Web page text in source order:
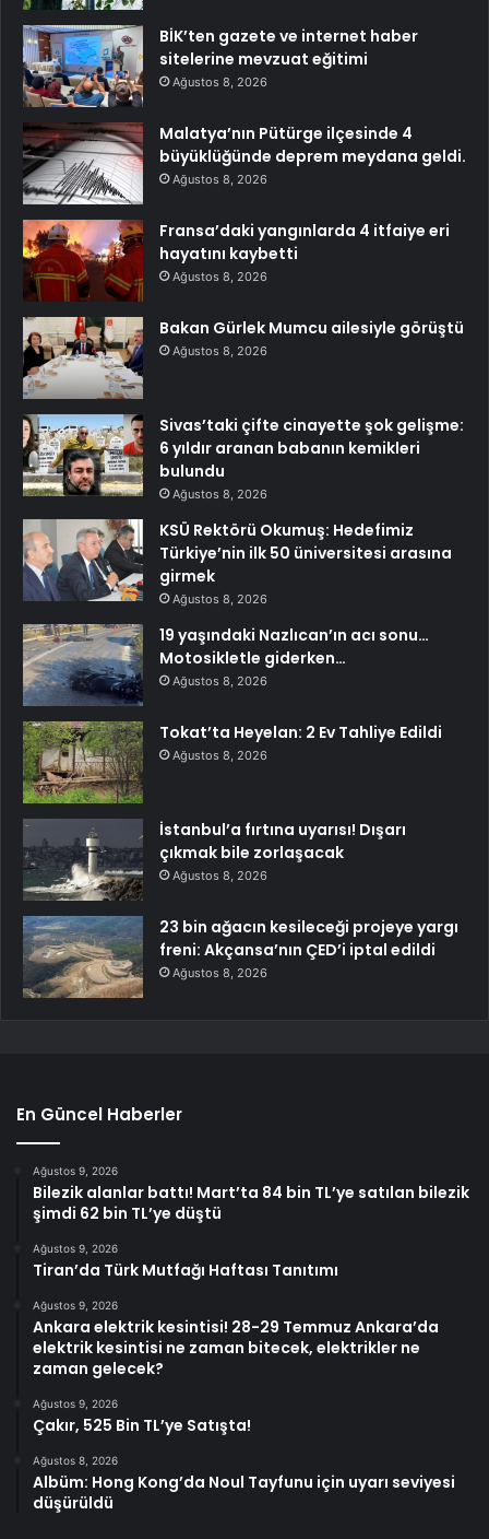
BİK’ten gazete ve internet haber
sitelerine mevzuat eğitimi
Ağustos 8, 2026
Malatya’nın Pütürge ilçesinde 4
büyüklüğünde deprem meydana geldi.
Ağustos 8, 2026
Fransa’daki yangınlarda 4 itfaiye eri
hayatını kaybetti
Ağustos 8, 2026
Bakan Gürlek Mumcu ailesiyle görüştü
Ağustos 8, 2026
Sivas’taki çifte cinayette şok gelişme:
6 yıldır aranan babanın kemikleri
bulundu
Ağustos 8, 2026
KSÜ Rektörü Okumuş: Hedefimiz
Türkiye’nin ilk 50 üniversitesi arasına
girmek
Ağustos 8, 2026
19 yaşındaki Nazlıcan’ın acı sonu…
Motosikletle giderken…
Ağustos 8, 2026
Tokat’ta Heyelan: 2 Ev Tahliye Edildi
Ağustos 8, 2026
İstanbul’a fırtına uyarısı! Dışarı
çıkmak bile zorlaşacak
Ağustos 8, 2026
23 bin ağacın kesileceği projeye yargı
freni: Akçansa’nın ÇED’i iptal edildi
Ağustos 8, 2026
En Güncel Haberler
Ağustos 9, 2026
Bilezik alanlar battı! Mart’ta 84 bin TL’ye satılan bilezik
şimdi 62 bin TL’ye düştü
Ağustos 9, 2026
Tiran’da Türk Mutfağı Haftası Tanıtımı
Ağustos 9, 2026
Ankara elektrik kesintisi! 28-29 Temmuz Ankara’da
elektrik kesintisi ne zaman bitecek, elektrikler ne
zaman gelecek?
Ağustos 9, 2026
Çakır, 525 Bin TL’ye Satışta!
Ağustos 8, 2026
Albüm: Hong Kong’da Noul Tayfunu için uyarı seviyesi
düşürüldü